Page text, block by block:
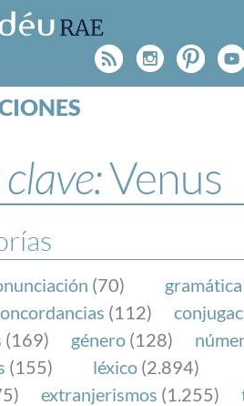
Rss
BLOG
fundación patrocinada por la
Española, cuyo objetivo es
en los medios de
Venus
(70) gramática
(112)
(169) género (128)
(155) léxico (2.894)
extranjerismos (1.255)